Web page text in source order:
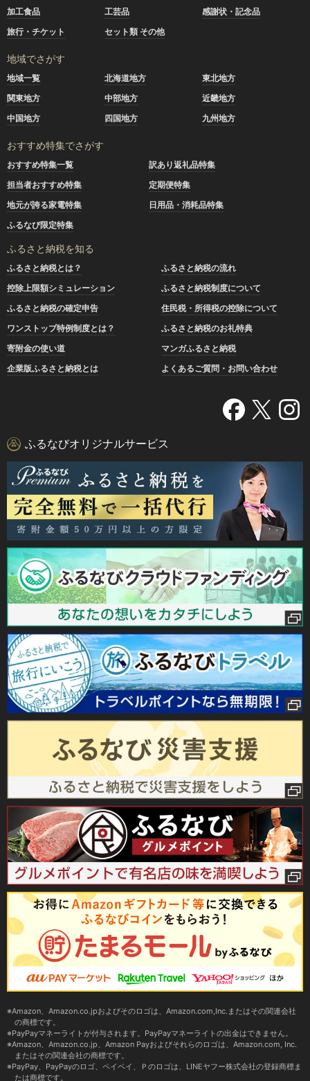
加工食品
工芸品
感謝状・記念品
旅行・チケット
セット類 その他
地域でさがす
地域一覧 北海道地方
東北地方
関東地方
中部地方
近畿地方
中国地方
四国地方 九州地方
おすすめ特集でさがす
おすすめ特集一覧
訳あり返礼品特集
担当者おすすめ特集
定期便特集
地元が誇る家電特集
日用品・消耗品特集
ふるなび限定特集
ふるさと納税を知る
ふるさと納税とは？
ふるさと納税の流れ
控除上限額シミュレーション
ふるさと納税制度について
ふるさと納税の確定申告
住民税・所得税の控除について
ワンストップ特例制度とは？
ふるさと納税のお礼特典
寄附金の使い道
マンガふるさと納税
企業版ふるさと納税とは
よくあるご質問・お問い合わせ
ふるなびオリジナルサービス
Amazon、Amazon.co.jpおよびそのロゴは、Amazon.com,Inc.またはその関連会社
の商標です。
PayPayマネーライトが付与されます。PayPayマネーライトの出金はできません。
Amazon、Amazon.co.jp、Amazon Payおよびそれらのロゴは、Amazon.com, Inc.
またはその関連会社の商標です。
PayPay、PayPayのロゴ、ペイペイ、Ｐのロゴは、LINEヤフー株式会社の登録商標ま
たは商標です。